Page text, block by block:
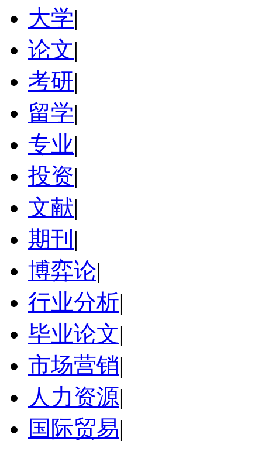
大学|
论文|
考研|
留学|
专业|
投资|
文献|
期刊 |
博弈论|
行业分析|
毕业论文|
市场营销|
人力资源|
国际贸易|